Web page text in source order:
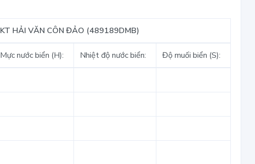
KT HẢI VĂN CÔN ĐẢO (489189DMB)
Mực nước biển (H): Nhiệt độ nước biển: Độ muối biển (S):